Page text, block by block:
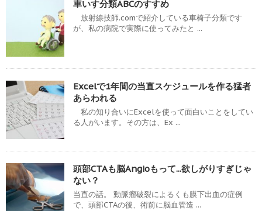
車いす分類ABCのすすめ
放射線技師.comで紹介している車椅子分類です
が、私の病院で実際に使ってみたと ...
Excelで1年間の当直スケジュールを作る猛者
あらわれる
私の知り合いにExcelを使って面白いことをしてい
る人がいます。その方は、Ex ...
頭部CTAも脳Angioもって...欲しがりすぎじゃ
ない？
当直の話。 動脈瘤破裂によるくも膜下出血の症例
で、頭部CTAの後、術前に脳血管造 ...